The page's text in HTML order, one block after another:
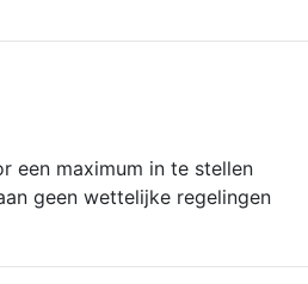
een maximum in te stellen
geen wettelijke regelingen